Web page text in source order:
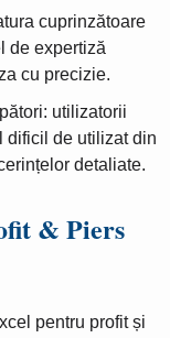
cuprinzătoare
de expertiză
cu precizie.
utilizatorii
dificil de utilizat din
detaliate.
& Piers
pentru profit și